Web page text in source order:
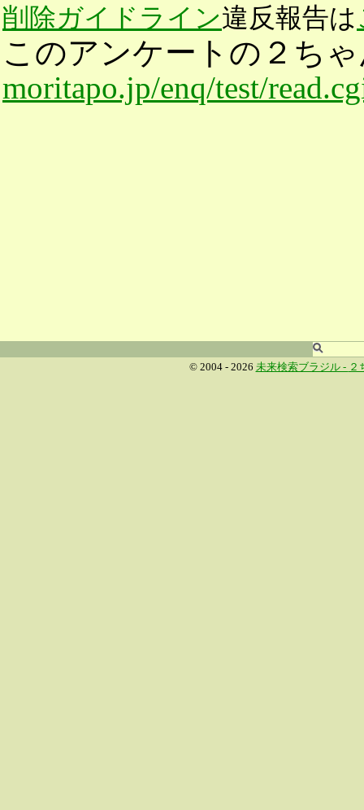
削除ガイドライン違反報告は
このアンケートの２ち
moritapo.jp/enq/test/
© 2004 - 2026 未来検索ブラジル - ２